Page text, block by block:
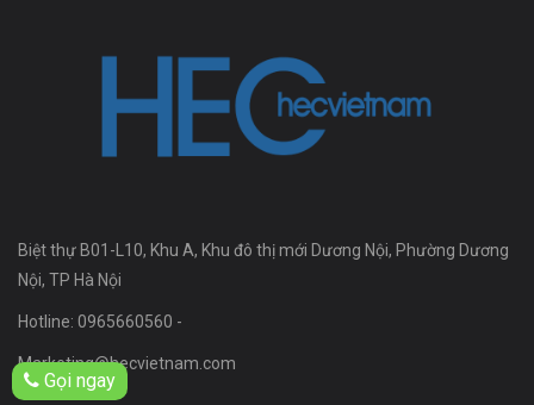
Biệt thự B01-L10, Khu A, Khu đô thị mới Dương Nội, Phường Dương
Nội, TP Hà Nội
Hotline: 0965660560 -
Marketing@hecvietnam.com
Gọi ngay